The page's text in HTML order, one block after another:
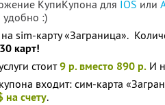
КупиКупона для IOS или
удобно :)
на sim-карту «Заграница».
карт!
стоит9 р. вместо 890 р. И
входит: сим-карта
на счету.